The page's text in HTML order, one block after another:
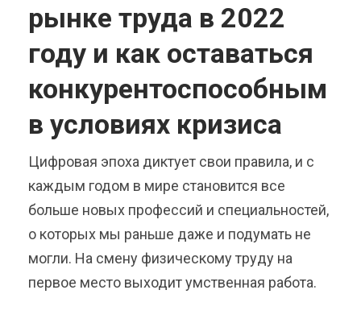
рынке труда в 2022
году и как оставаться
конкурентоспособным
в условиях кризиса
Цифровая эпоха диктует свои правила, и с
каждым годом в мире становится все
больше новых профессий и специальностей,
о которых мы раньше даже и подумать не
могли. На смену физическому труду на
первое место выходит умственная работа.